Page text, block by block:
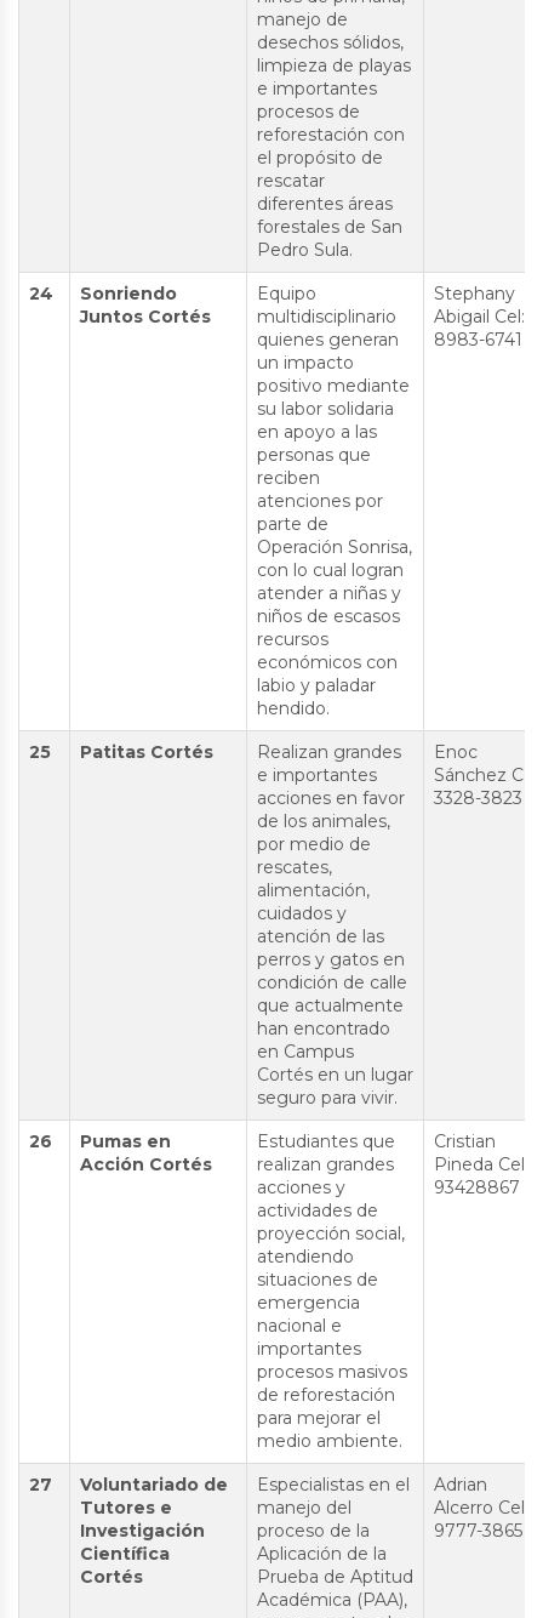
manejo de
desechos sólidos,
limpieza de playas
e importantes
procesos de
reforestación con
el propósito de
rescatar
diferentes áreas
forestales de San
Pedro Sula.
24
Sonriendo
Juntos Cortés
Equipo
multidisciplinario
quienes generan
un impacto
positivo mediante
su labor solidaria
en apoyo a las
personas que
reciben
atenciones por
parte de
Operación Sonrisa,
con lo cual logran
atender a niñas y
niños de escasos
recursos
económicos con
labio y paladar
hendido.
Stephany
Abigail Cel:
8983-6741
25 Patitas Cortés
Realizan grandes
e importantes
acciones en favor
de los animales,
por medio de
rescates,
alimentación,
cuidados y
atención de las
perros y gatos en
condición de calle
que actualmente
han encontrado
en Campus
Cortés en un lugar
seguro para vivir.
Enoc
Sánchez Cel:
3328-3823
26
Pumas en
Acción Cortés
Estudiantes que
realizan grandes
acciones y
actividades de
proyección social,
atendiendo
situaciones de
emergencia
nacional e
importantes
procesos masivos
de reforestación
para mejorar el
medio ambiente.
Cristian
Pineda Cel:
93428867
27
Voluntariado de
Tutores e
Investigación
Científica
Cortés
Especialistas en el
manejo del
proceso de la
Aplicación de la
Prueba de Aptitud
Académica (PAA),
Adrian
Alcerro Cel:
9777-3865